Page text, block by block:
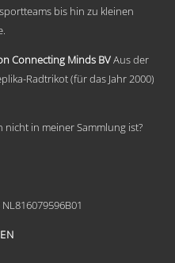
bis hin zu kleinen
Connecting Minds BVAus der
Radtrikot (für das Jahr 2000)
in meiner Sammlung ist?